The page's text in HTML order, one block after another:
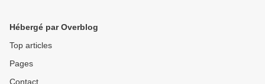
Hébergé par Overblog
Top articles
Pages
Contact